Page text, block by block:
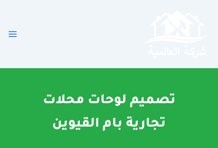
تصميم لوحات محلات
تجارية بام القيوين